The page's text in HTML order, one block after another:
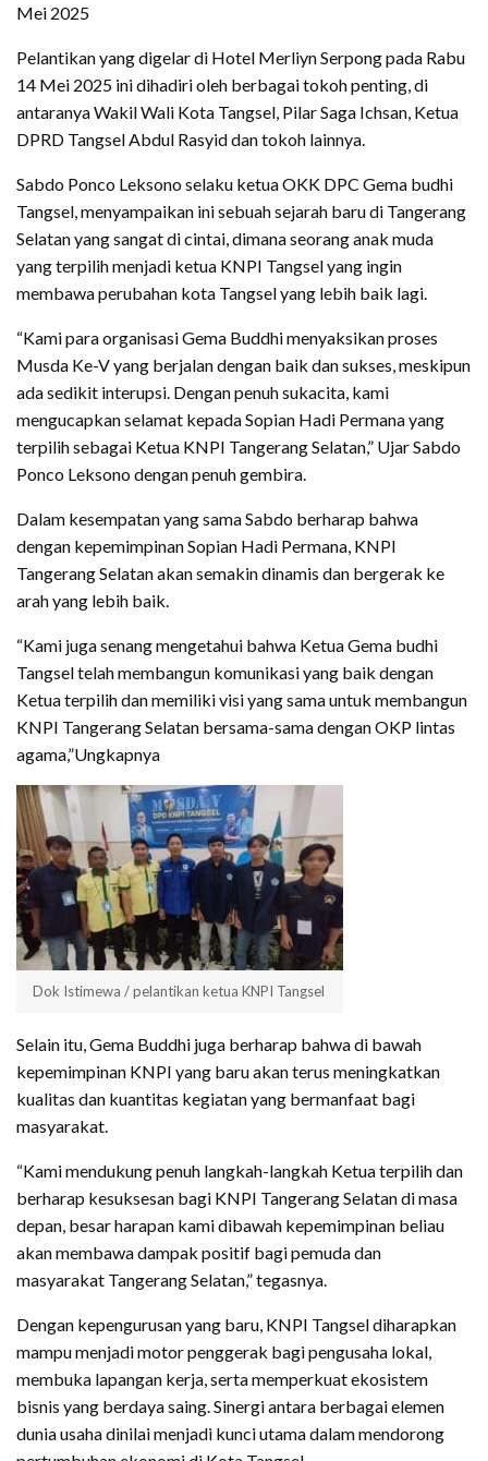
Mei 2025
Pelantikan yang digelar di Hotel Merliyn Serpong pada Rabu
14 Mei 2025 ini dihadiri oleh berbagai tokoh penting, di
antaranya Wakil Wali Kota Tangsel, Pilar Saga Ichsan, Ketua
DPRD Tangsel Abdul Rasyid dan tokoh lainnya.
Sabdo Ponco Leksono selaku ketua OKK DPC Gema budhi
Tangsel, menyampaikan ini sebuah sejarah baru di Tangerang
Selatan yang sangat di cintai, dimana seorang anak muda
yang terpilih menjadi ketua KNPI Tangsel yang ingin
membawa perubahan kota Tangsel yang lebih baik lagi.
“Kami para organisasi Gema Buddhi menyaksikan proses
Musda Ke-V yang berjalan dengan baik dan sukses, meskipun
ada sedikit interupsi. Dengan penuh sukacita, kami
mengucapkan selamat kepada Sopian Hadi Permana yang
terpilih sebagai Ketua KNPI Tangerang Selatan,” Ujar Sabdo
Ponco Leksono dengan penuh gembira.
Dalam kesempatan yang sama Sabdo berharap bahwa
dengan kepemimpinan Sopian Hadi Permana, KNPI
Tangerang Selatan akan semakin dinamis dan bergerak ke
arah yang lebih baik.
“Kami juga senang mengetahui bahwa Ketua Gema budhi
Tangsel telah membangun komunikasi yang baik dengan
Ketua terpilih dan memiliki visi yang sama untuk membangun
KNPI Tangerang Selatan bersama-sama dengan OKP lintas
agama,”Ungkapnya
Dok Istimewa / pelantikan ketua KNPI Tangsel
Selain itu, Gema Buddhi juga berharap bahwa di bawah
kepemimpinan KNPI yang baru akan terus meningkatkan
kualitas dan kuantitas kegiatan yang bermanfaat bagi
masyarakat.
“Kami mendukung penuh langkah-langkah Ketua terpilih dan
berharap kesuksesan bagi KNPI Tangerang Selatan di masa
depan, besar harapan kami dibawah kepemimpinan beliau
akan membawa dampak positif bagi pemuda dan
masyarakat Tangerang Selatan,” tegasnya.
Dengan kepengurusan yang baru, KNPI Tangsel diharapkan
mampu menjadi motor penggerak bagi pengusaha lokal,
membuka lapangan kerja, serta memperkuat ekosistem
bisnis yang berdaya saing. Sinergi antara berbagai elemen
dunia usaha dinilai menjadi kunci utama dalam mendorong